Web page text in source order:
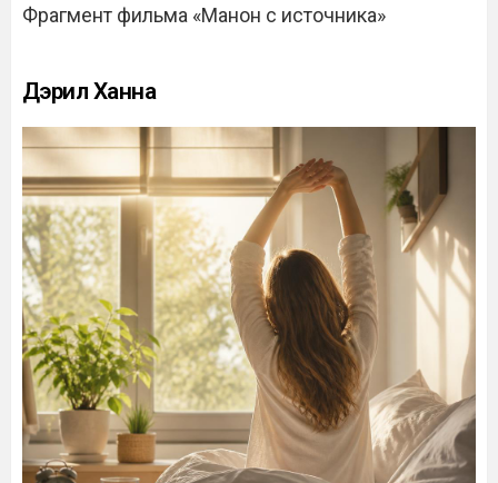
Фрагмент фильма «Манон с источника»
Дэрил Ханна